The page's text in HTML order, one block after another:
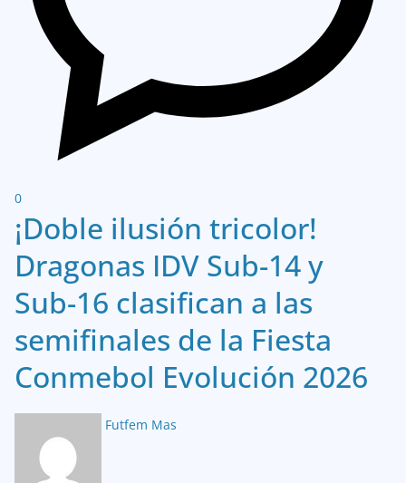
0
¡Doble ilusión tricolor!
Dragonas IDV Sub-14 y
Sub-16 clasifican a las
semifinales de la Fiesta
Conmebol Evolución 2026
Futfem Mas